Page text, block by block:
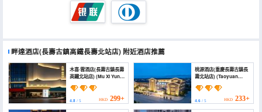
畔達酒店(長壽古鎮高鐵長壽北站店) 附近酒店推薦
木喜·雲酒店(長壽古鎮長壽
高鐵北站店) (Mu Xi Yun
4.8 / 5 HKD 299+
桃源酒店(重慶長壽古鎮長
壽北站店) (Taoyuan
4.6/ 5 HKD 233+